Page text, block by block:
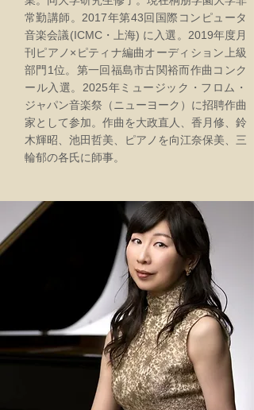
常勤講師。2017年第43回国際コンピュータ
音楽会議(ICMC・上海) に入選。2019年度月
刊ピアノ×ピティナ編曲オーディション上級
部門1位。第一回福島市古関裕而作曲コンク
ール入選。2025年ミュージック・フロム・
ジャパン音楽祭（ニューヨーク）に招聘作曲
家として参加。作曲を大政直人、香月修、鈴
木輝昭、池田哲美、ピアノを向江奈保美、三
輪郁の各氏に師事。